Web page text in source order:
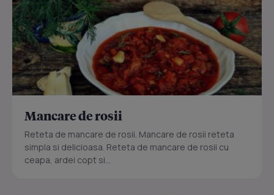
Mancare de rosii
Reteta de mancare de rosii. Mancare de rosii reteta
simpla si delicioasa. Reteta de mancare de rosii cu
ceapa, ardei copt si...